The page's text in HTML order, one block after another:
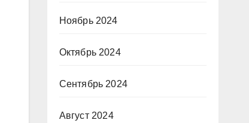
Ноябрь 2024
Октябрь 2024
Сентябрь 2024
Август 2024